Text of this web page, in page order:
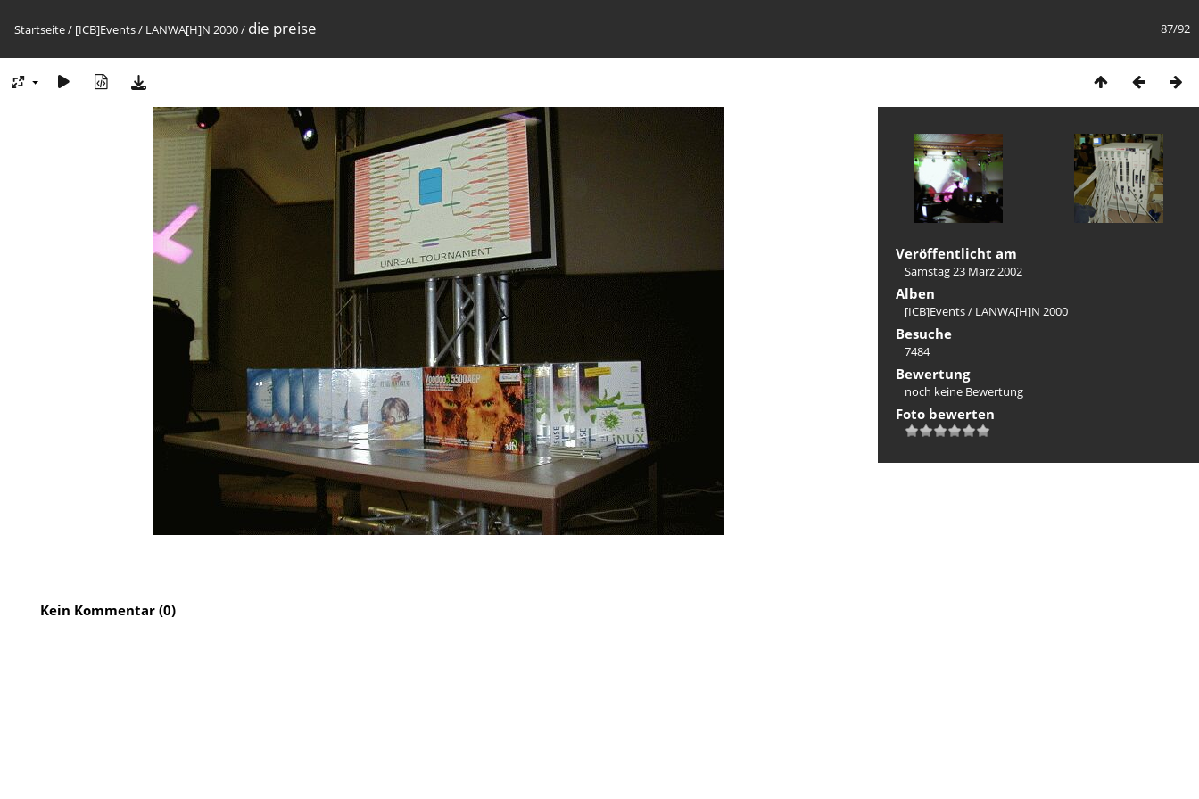
87/92
Startseite/ [ICB]Events/ LANWA[H]N 2000/ die preise
Veröffentlicht am
Samstag 23 März 2002
Alben
[ICB]Events/ LANWA[H]N 2000
Besuche
7484
Bewertung
noch keine Bewertung
Foto bewerten
Kein Kommentar (0)